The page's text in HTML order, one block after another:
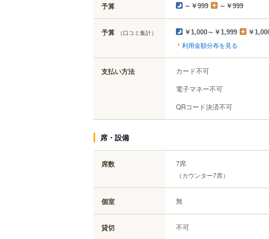
予算 ～￥999 ～￥999
予算 （口コミ集計） ￥1,000～￥1,999 ￥
利用金額分布を見る
支払い方法
カード不可
電子マネー不可
QRコード決済不可
席・設備
席数 7席
（カウンター7席）
個室 無
貸切 不可